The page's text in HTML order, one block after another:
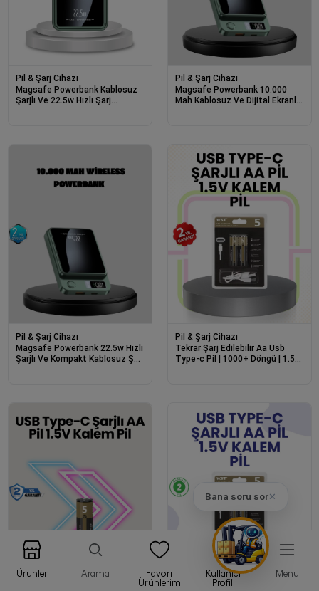
Bana soru sor✕
Ürünler Arama
Favori
Ürünlerim
Kullanıcı
Profili
Menu
Pil & Şarj Cihazı
Magsafe Powerbank Kablosuz
Şarjlı Ve 22.5w Hızlı Şarj
Pil & Şarj Cihazı
Magsafe Powerbank 10.000
Mah Kablosuz Ve Dijital Ekranlı
Pil & Şarj Cihazı
Magsafe Powerbank 22.5w Hızlı
Şarjlı Ve Kompakt Kablosuz Şarj
Pil & Şarj Cihazı
Tekrar Şarj Edilebilir Aa Usb
Type-c Pil | 1000+ Döngü | 1.5v